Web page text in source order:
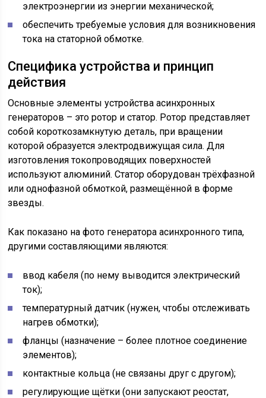
электроэнергии из энергии механической;
обеспечить требуемые условия для возникновения
тока на статорной обмотке.
Специфика устройства и принцип
действия
Основные элементы устройства асинхронных
генераторов – это ротор и статор. Ротор представляет
собой короткозамкнутую деталь, при вращении
которой образуется электродвижущая сила. Для
изготовления токопроводящих поверхностей
используют алюминий. Статор оборудован трёхфазной
или однофазной обмоткой, размещённой в форме
звезды.
Как показано на фото генератора асинхронного типа,
другими составляющими являются:
ввод кабеля (по нему выводится электрический
ток);
температурный датчик (нужен, чтобы отслеживать
нагрев обмотки);
фланцы (назначение – более плотное соединение
элементов);
контактные кольца (не связаны друг с другом);
регулирующие щётки (они запускают реостат,